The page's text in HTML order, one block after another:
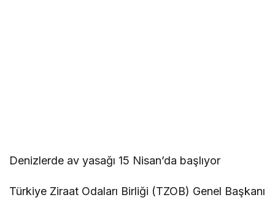
Denizlerde av yasağı 15 Nisan’da başlıyor
Türkiye Ziraat Odaları Birliği (TZOB) Genel Başkanı